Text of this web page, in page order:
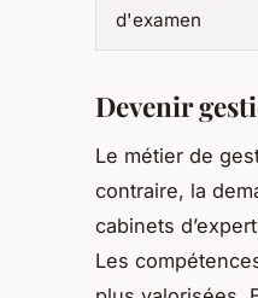
d'examen
Devenir
Le métier de
contraire, la
cabinets
Les